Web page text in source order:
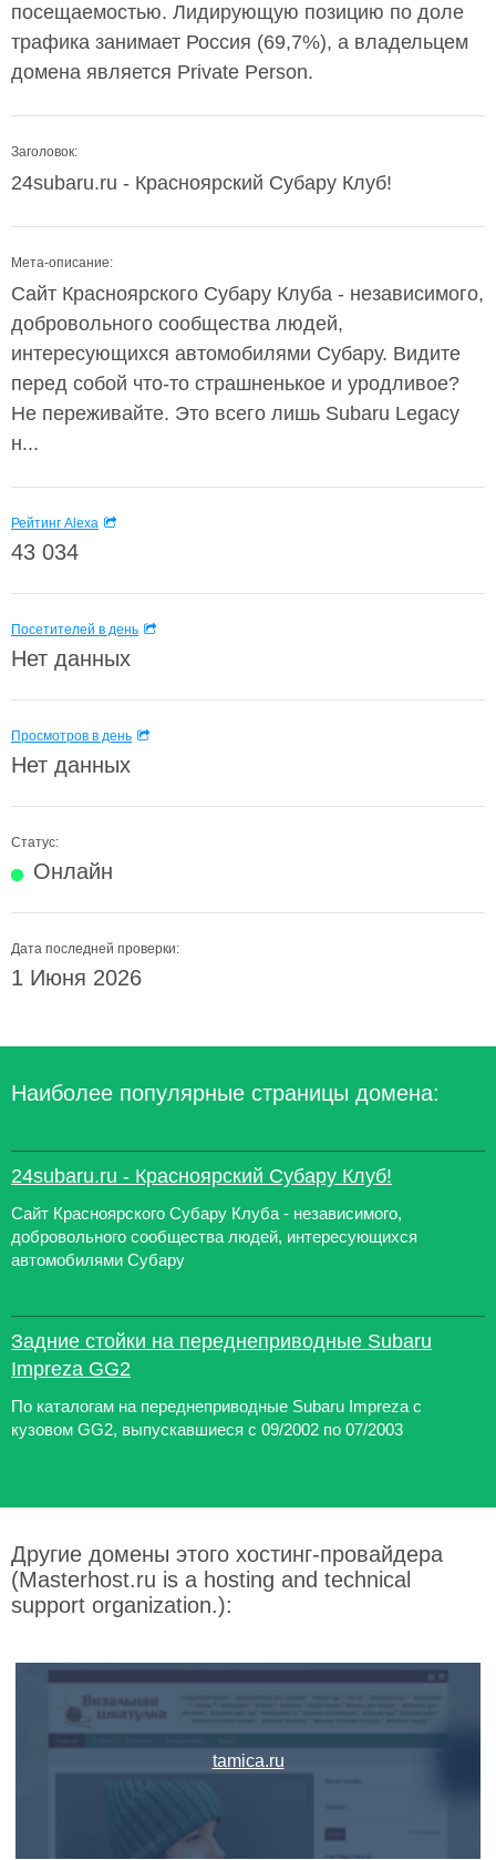
посещаемостью. Лидирующую позицию по доле
трафика занимает Россия (69,7%), а владельцем
домена является Private Person.
Заголовок:
24subaru.ru - Красноярский Субару Клуб!
Мета-описание:
Сайт Красноярского Субару Клуба - независимого,
добровольного сообщества людей,
интересующихся автомобилями Субару. Видите
перед собой что-то страшненькое и уродливое?
Не переживайте. Это всего лишь Subaru Legacy
н...
Рейтинг Alexa
43 034
Посетителей в день
Нет данных
Просмотров в день
Нет данных
Статус:
Онлайн
Дата последней проверки:
1 Июня 2026
Наиболее популярные страницы домена:
24subaru.ru - Красноярский Субару Клуб!
Сайт Красноярского Субару Клуба - независимого,
добровольного сообщества людей, интересующихся
автомобилями Субару
Задние стойки на переднеприводные Subaru
Impreza GG2
По каталогам на переднеприводные Subaru Impreza с
кузовом GG2, выпускавшиеся с 09/2002 по 07/2003
Другие домены этого хостинг-провайдера
(Masterhost.ru is a hosting and technical
support organization.):
tamica.ru